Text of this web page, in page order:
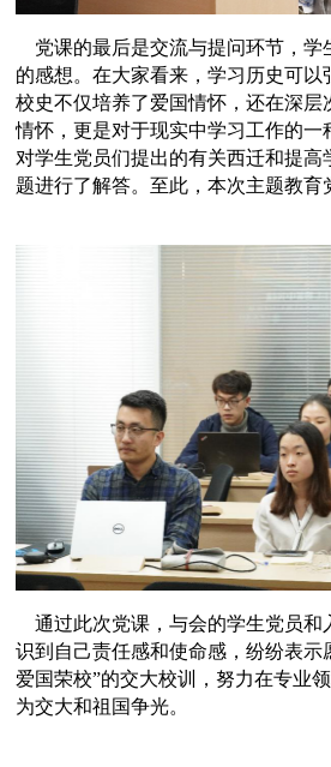
党课的最后是交流与提问环节，学
的感想。在大家看来，学习历史可以
校史不仅培养了爱国情怀，还在深层
情怀，更是对于现实中学习工作的一
对学生党员们提出的有关西迁和提高
题进行了解答。至此，本次主题教育
通过此次党课 ，与会的学生党员
识到自己责任感和使命感，纷纷表示
爱国荣校”的交大校训，努力在专业
为交大和祖国争光。